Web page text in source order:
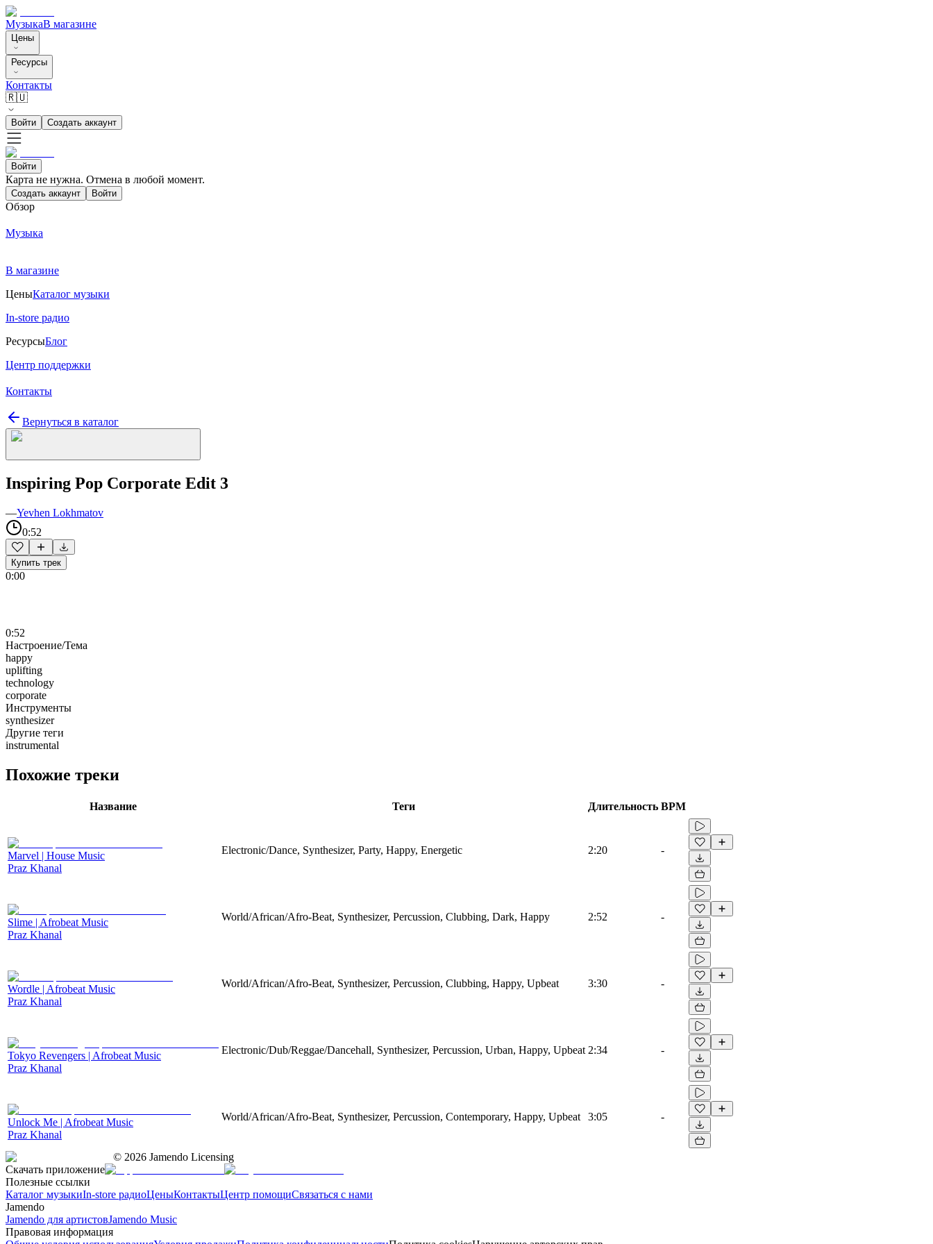
МузыкаВ магазине
Цены
Ресурсы
Контакты
🇷🇺
Войти Создать аккаунт
Войти
Карта не нужна. Отмена в любой момент.
Создать аккаунт Войти
Обзор
Музыка
В магазине
ЦеныКаталог музыки
In-store радио
РесурсыБлог
Центр поддержки
Контакты
Вернуться в каталог
Inspiring Pop Corporate Edit 3
—Yevhen Lokhmatov
0:52
Купить трек
0:00
0:52
Настроение/Тема
happy
uplifting
technology
corporate
Инструменты
synthesizer
Другие теги
instrumental
Похожие треки
Название Теги Длительность BPM
Marvel | House Music
Praz Khanal
Electronic/Dance, Synthesizer, Party, Happy, Energetic 2:20 -
Slime | Afrobeat Music
Praz Khanal
World/African/Afro-Beat, Synthesizer, Percussion, Clubbing, Dark, Happy 2:52 -
Wordle | Afrobeat Music
Praz Khanal
World/African/Afro-Beat, Synthesizer, Percussion, Clubbing, Happy, Upbeat 3:30 -
Tokyo Revengers | Afrobeat Music
Praz Khanal
Electronic/Dub/Reggae/Dancehall, Synthesizer, Percussion, Urban, Happy, Upbeat 2:34 -
Unlock Me | Afrobeat Music
Praz Khanal
World/African/Afro-Beat, Synthesizer, Percussion, Contemporary, Happy, Upbeat 3:05 -
© 2026 Jamendo Licensing
Скачать приложение
Полезные ссылки
Каталог музыкиIn-store радиоЦеныКонтактыЦентр помощиСвязаться с нами
Jamendo
Jamendo для артистовJamendo Music
Правовая информация